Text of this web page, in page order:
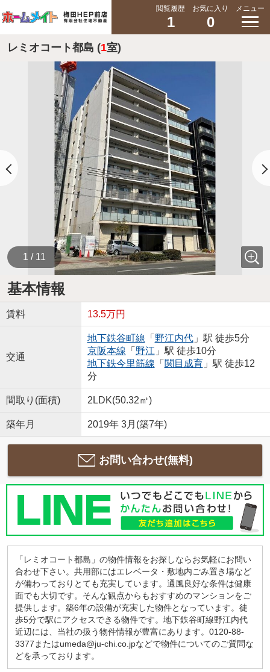
閲覧履歴
1
お気に入り
0
メニュー
レミオコート都島 (1室)
1 / 11
基本情報
賃料 13.5万円
交通
地下鉄谷町線 「 野江内代」駅 徒歩5分
京阪本線 「 野江 」駅 徒歩10分
地下鉄今里筋線 「 関目成育」駅 徒歩12
分
間取り(面積) 2LDK(50.32㎡)
築年月 2019年 3月(築7年)
お問い合わせ(無料)
「レミオコート都島」の物件情報をお探しならお気軽にお問い
合わせ下さい。共用部にはエレベータ・敷地内ごみ置き場など
が備わっておりとても充実しています。通風良好な条件は健康
面でも大切です。そんな観点からもおすすめのマンションをご
提供します。築6年の設備が充実した物件となっています。徒
歩5分で駅にアクセスできる物件です。地下鉄谷町線野江内代
近辺には、当社の扱う物件情報が豊富にあります。0120-88-
3377またはumeda@ju-chi.co.jpなどで物件についてのご質問な
どを承っております。